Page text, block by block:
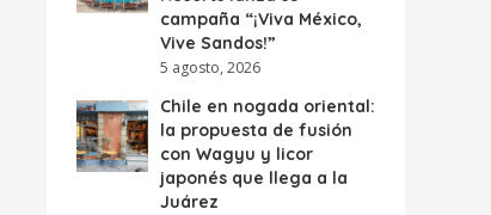
campaña “¡Viva México,
Vive Sandos!”
5 agosto, 2026
Chile en nogada oriental:
la propuesta de fusión
con Wagyu y licor
japonés que llega a la
Juárez